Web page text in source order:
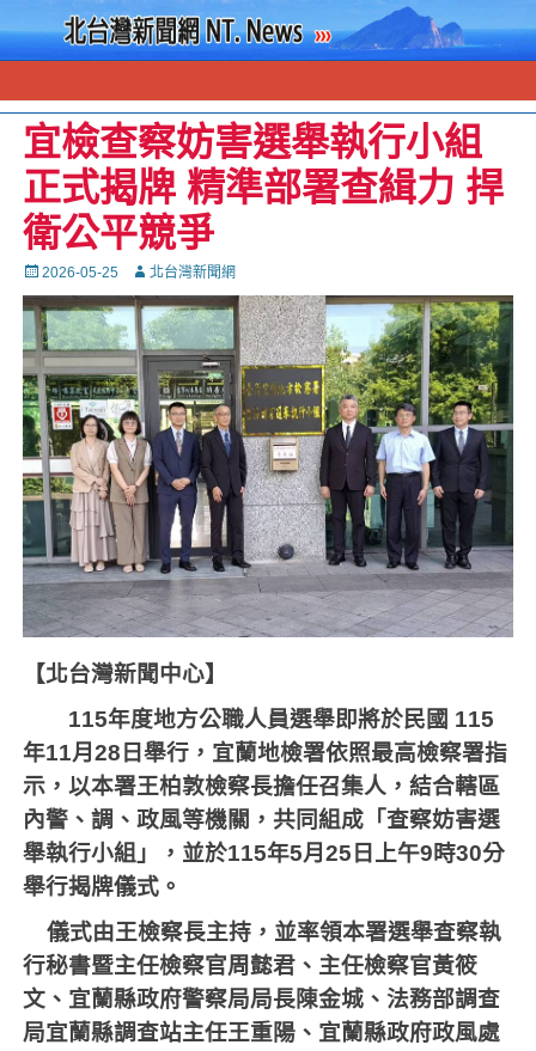
宜檢查察妨害選舉執行小組
正式揭牌 精準部署查緝力 捍
衛公平競爭
Posted
on
2026-05-25 Autor北台灣新聞網
【北台灣新聞中心】
115年度地方公職人員選舉即將於民國 115
年11月28日舉行，宜蘭地檢署依照最高檢察署指
示，以本署王柏敦檢察長擔任召集人，結合轄區
內警、調、政風等機關，共同組成「查察妨害選
舉執行小組」，並於115年5月25日上午9時30分
舉行揭牌儀式。
儀式由王檢察長主持，並率領本署選舉查察執
行秘書暨主任檢察官周懿君、主任檢察官黃筱
文、宜蘭縣政府警察局局長陳金城、法務部調查
局宜蘭縣調查站主任王重陽、宜蘭縣政府政風處